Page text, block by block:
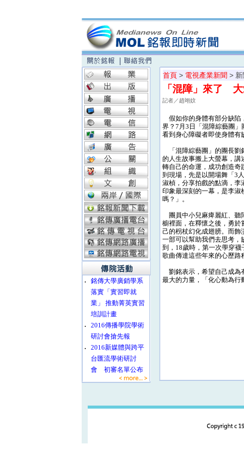
‧
銘傳大學廣銷學系
落實「實習即就
業」 推動菁英實習
培訓計畫
‧
2016傳播學院學術
研討會搶先報
‧
2016新媒體與跨平
台匯流學術研討
會 初審名單公布
首頁 > 電視產業新聞 > 新
「混障」來了
記者／趙翊妏
假如你的身體有部分缺陷
界？7月3日「混障綜藝團
看到身心障礙者即使身體有
「混障綜藝團」的團長劉
的人生故事搬上大螢幕，講
轉自己的命運，成功創造奇
到現場，先是以開場舞「3
淑楨，分享拍戲的點滴，李
印象最深刻的一幕，是李淑
嗎？」。
團員中小兒麻痺麗紅、聽
櫥裡面，在釋懷之後，勇於
己的枴杖幻化成翅膀。而飾
一部可以幫助我們去思考，
到，18歲時，第一次學穿
歌曲傳達這些年來的心歷路
劉銘表示，希望自己成為
最大的力量，「化心動為行